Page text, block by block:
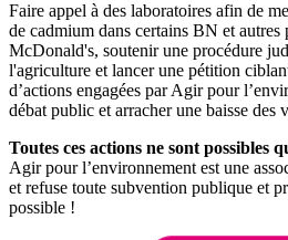
Faire appel à des laboratoires afin de
de cadmium dans certains BN et autres
McDonald's, soutenir une procédure
l'agriculture et lancer une pétition
d’actions engagées par Agir pour
débat public et arracher une baisse des
Toutes ces actions ne sont possibles
Agir pour l’environnement est une
et refuse toute subvention publique et
possible !